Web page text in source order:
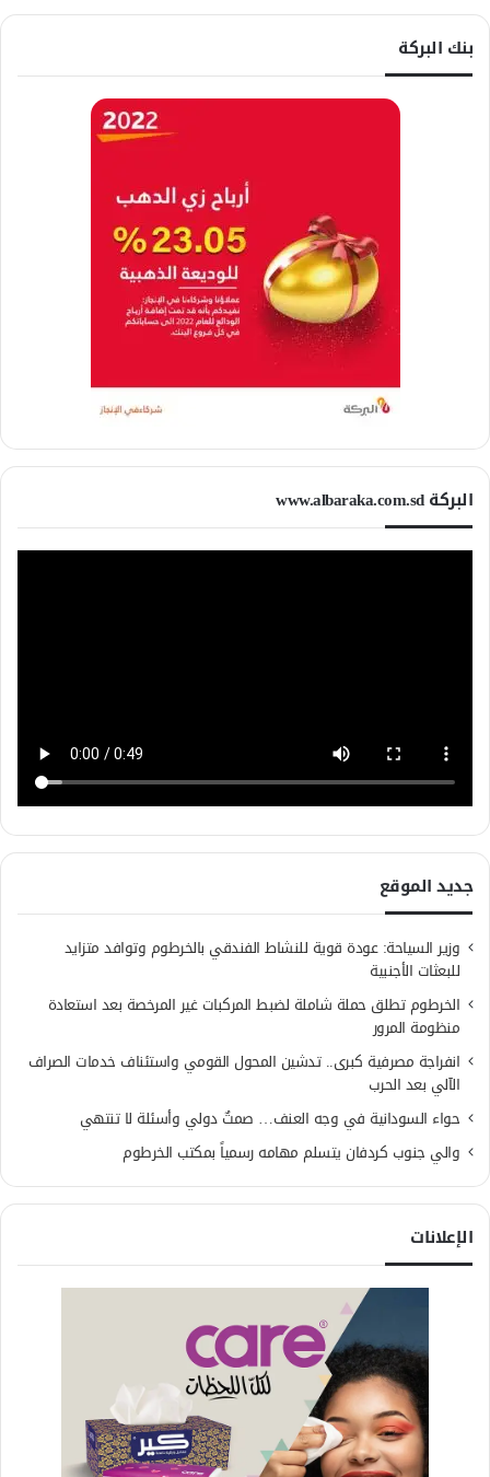
بنك البركة
البركة www.albaraka.com.sd
جديد الموقع
وزير السياحة: عودة قوية للنشاط الفندقي بالخرطوم وتوافد متزايد
للبعثات الأجنبية
الخرطوم تطلق حملة شاملة لضبط المركبات غير المرخصة بعد استعادة
منظومة المرور
انفراجة مصرفية كبرى.. تدشين المحول القومي واستئناف خدمات الصراف
الآلي بعد الحرب
حواء السودانية في وجه العنف… صمتٌ دولي وأسئلة لا تنتهي
والي جنوب كردفان يتسلم مهامه رسمياً بمكتب الخرطوم
الإعلانات